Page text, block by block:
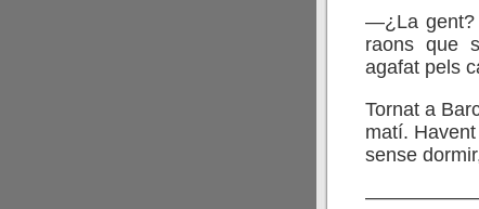
—¿La gent?
raons que
agafat pels
Tornat a
matí.
sense